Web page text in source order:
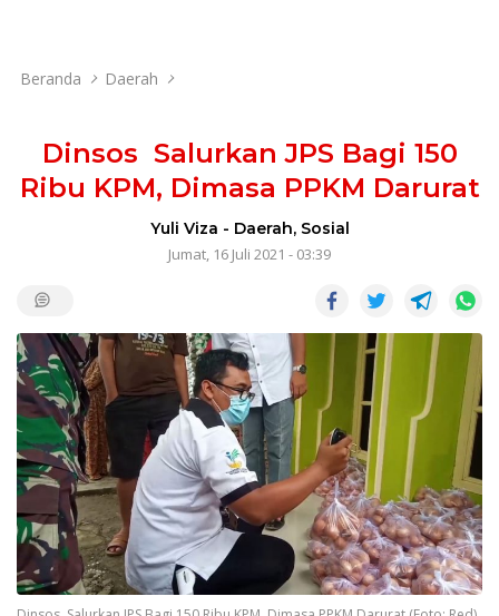
Beranda Daerah
Dinsos Salurkan JPS Bagi 150
Ribu KPM, Dimasa PPKM Darurat
Yuli Viza - Daerah, Sosial
Jumat, 16 Juli 2021 - 03:39